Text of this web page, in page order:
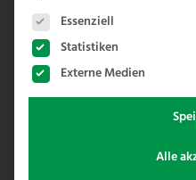
Ferox Light Zaun
Minden
Ein klassischer
Zaun. Dieser Zaun
eingehender
Es folgt eine Liste der
Essenziell
Statistiken
Externe Medien
Alle